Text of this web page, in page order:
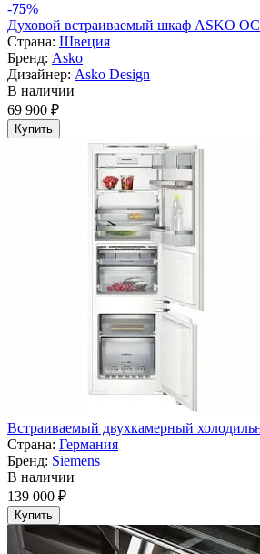
-75%
Духовой встраиваемый шкаф ASKO
Страна: Швеция
Бренд: Asko
Дизайнер: Asko Design
В наличии
69 900 ₽
Купить
Встраиваемый двухкамерный
Страна: Германия
Бренд: Siemens
В наличии
139 000 ₽
Купить